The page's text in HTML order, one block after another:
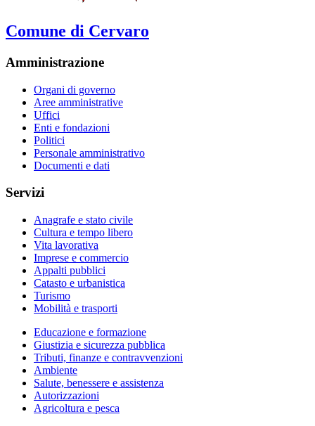
Comune di Cervaro
Amministrazione
Organi di governo
Aree amministrative
Uffici
Enti e fondazioni
Politici
Personale amministrativo
Documenti e dati
Servizi
Anagrafe e stato civile
Cultura e tempo libero
Vita lavorativa
Imprese e commercio
Appalti pubblici
Catasto e urbanistica
Turismo
Mobilità e trasporti
Educazione e formazione
Giustizia e sicurezza pubblica
Tributi, finanze e contravvenzioni
Ambiente
Salute, benessere e assistenza
Autorizzazioni
Agricoltura e pesca